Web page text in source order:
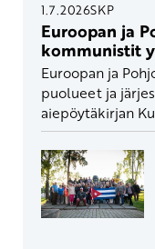
1.7.2026SKP
Euroopan ja
kommunistit
Euroopan ja
puolueet ja
aiepöytäkirjan